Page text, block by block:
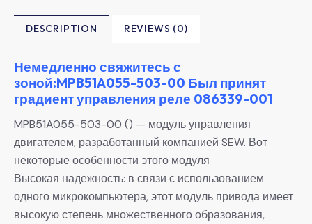
DESCRIPTION REVIEWS (0)
Немедленно свяжитесь с
зоной:MPB51A055-503-00 Был принят
градиент управления реле 086339-001
MPB51A055-503-00 () — модуль управления
двигателем, разработанный компанией SEW. Вот
некоторые особенности этого модуля
Высокая надежность: в связи с использованием
одного микрокомпьютера, этот модуль привода имеет
высокую степень множественного образования,